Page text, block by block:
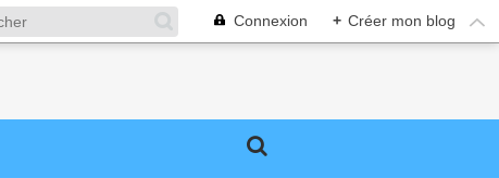
Connexion + Créer mon blog